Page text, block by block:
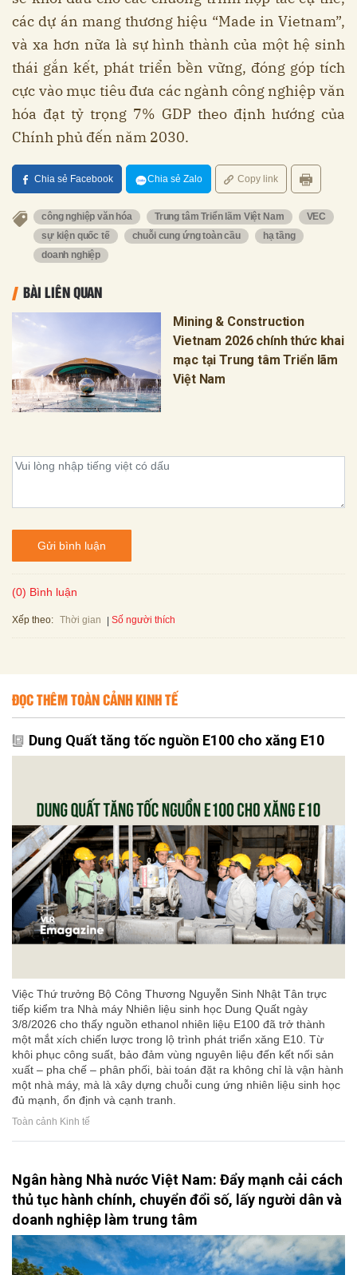
các dự án mang thương hiệu “Made in Vietnam”,
và xa hơn nữa là sự hình thành của một hệ sinh
thái gắn kết, phát triển bền vững, đóng góp tích
cực vào mục tiêu đưa các ngành công nghiệp văn
hóa đạt tỷ trọng 7% GDP theo định hướng của
Chính phủ đến năm 2030.
Chia sẻ Facebook Chia sẻ Zalo Copy link
công nghiệp văn hóa Trung tâm Triển lãm Việt Nam
VEC
sự kiện quốc tế
chuỗi cung ứng toàn cầu
hạ tầng
doanh nghiệp
BÀI LIÊN QUAN
Mining & Construction
Vietnam 2026 chính thức khai
mạc tại Trung tâm Triển lãm
Việt Nam
Gửi bình luận
(0) Bình luận
Xếp theo: Thời gian Số người thích
ĐỌC THÊM TOÀN CẢNH KINH TẾ
Dung Quất tăng tốc nguồn E100 cho xăng E10
Việc Thứ trưởng Bộ Công Thương Nguyễn Sinh Nhật Tân trực
tiếp kiểm tra Nhà máy Nhiên liệu sinh học Dung Quất ngày
3/8/2026 cho thấy nguồn ethanol nhiên liệu E100 đã trở thành
một mắt xích chiến lược trong lộ trình phát triển xăng E10. Từ
khôi phục công suất, bảo đảm vùng nguyên liệu đến kết nối sản
xuất – pha chế – phân phối, bài toán đặt ra không chỉ là vận hành
một nhà máy, mà là xây dựng chuỗi cung ứng nhiên liệu sinh học
đủ mạnh, ổn định và cạnh tranh.
Toàn cảnh Kinh tế
Ngân hàng Nhà nước Việt Nam: Đẩy mạnh cải cách
thủ tục hành chính, chuyển đổi số, lấy người dân và
doanh nghiệp làm trung tâm